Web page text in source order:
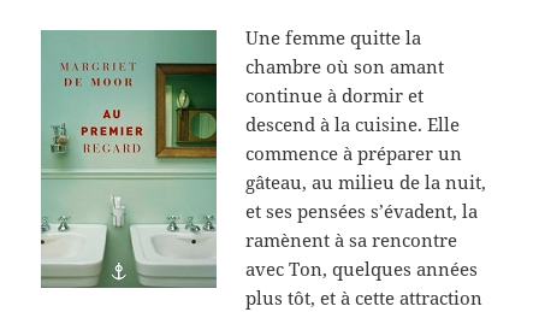
Une femme quitte la
chambre où son amant
continue à dormir et
descend à la cuisine. Elle
commence à préparer un
gâteau, au milieu de la nuit,
et ses pensées s’évadent, la
ramènent à sa rencontre
avec Ton, quelques années
plus tôt, et à cette attraction